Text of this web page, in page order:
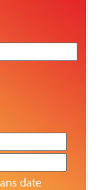
date